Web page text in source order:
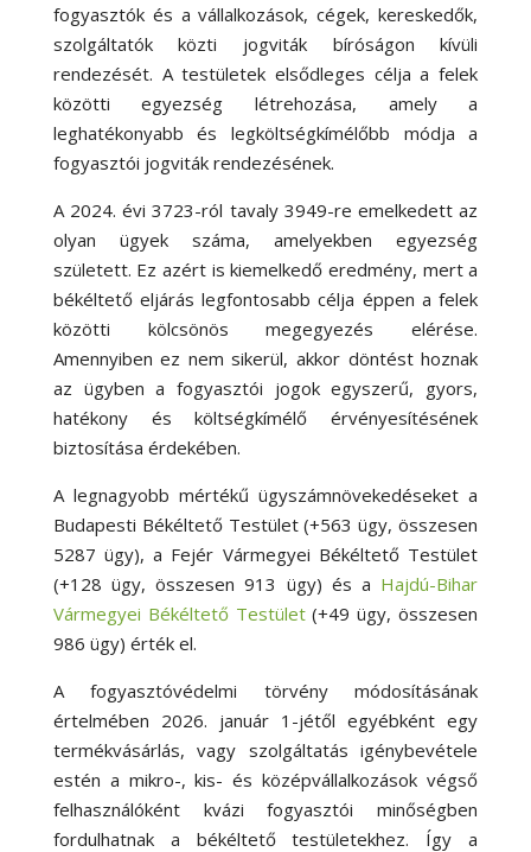
fogyasztók és a vállalkozások, cégek, kereskedők,
szolgáltatók közti jogviták bíróságon kívüli
rendezését. A testületek elsődleges célja a felek
közötti egyezség létrehozása, amely a
leghatékonyabb és legköltségkímélőbb módja a
fogyasztói jogviták rendezésének.
A 2024. évi 3723-ról tavaly 3949-re emelkedett az
olyan ügyek száma, amelyekben egyezség
született. Ez azért is kiemelkedő eredmény, mert a
békéltető eljárás legfontosabb célja éppen a felek
közötti kölcsönös megegyezés elérése.
Amennyiben ez nem sikerül, akkor döntést hoznak
az ügyben a fogyasztói jogok egyszerű, gyors,
hatékony és költségkímélő érvényesítésének
biztosítása érdekében.
A legnagyobb mértékű ügyszámnövekedéseket a
Budapesti Békéltető Testület (+563 ügy, összesen
5287 ügy), a Fejér Vármegyei Békéltető Testület
(+128 ügy, összesen 913 ügy) és a Hajdú-Bihar
Vármegyei Békéltető Testület(+49 ügy, összesen
986 ügy) érték el.
A fogyasztóvédelmi törvény módosításának
értelmében 2026. január 1-jétől egyébként egy
termékvásárlás, vagy szolgáltatás igénybevétele
estén a mikro-, kis- és középvállalkozások végső
felhasználóként kvázi fogyasztói minőségben
fordulhatnak a békéltető testületekhez. Így a